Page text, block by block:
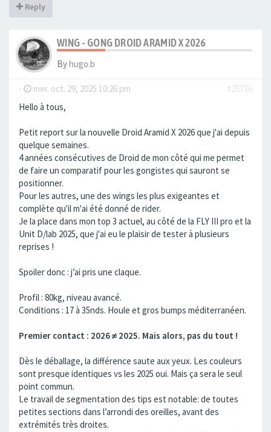
Reply
WING - GONG DROID ARAMID X 2026
Byhugo.b
- mer. oct. 29, 2025 10:26 pm
#25736
Hello à tous,
Petit report sur la nouvelle Droid Aramid X 2026 que j'ai depuis
quelque semaines.
4 années consécutives de Droid de mon côté qui me permet
de faire un comparatif pour les gongistes qui sauront se
positionner.
Pour les autres, une des wings les plus exigeantes et
complète qu'il m'ai été donné de rider.
Je la place dans mon top 3 actuel, au côté de la FLY III pro et la
Unit D/lab 2025, que j'ai eu le plaisir de tester à plusieurs
reprises !
Spoiler donc : j’ai pris une claque.
Profil : 80kg, niveau avancé.
Conditions : 17 à 35nds. Houle et gros bumps méditerranéen.
Premier contact : 2026 ≠ 2025. Mais alors, pas du tout !
Dès le déballage, la différence saute aux yeux. Les couleurs
sont presque identiques vs les 2025 oui. Mais ça sera le seul
point commun.
Le travail de segmentation des tips est notable: de toutes
petites sections dans l’arrondi des oreilles, avant des
extrémités très droites.